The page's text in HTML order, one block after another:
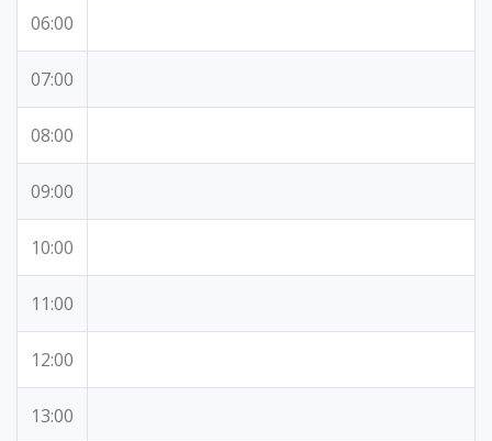
06:00
07:00
08:00
09:00
10:00
11:00
12:00
13:00